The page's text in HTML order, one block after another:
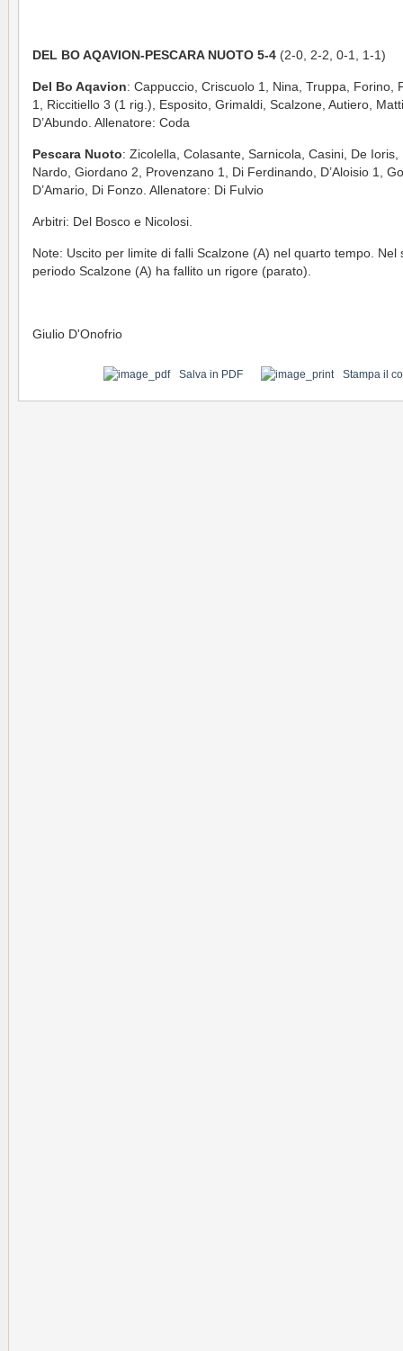
DEL BO AQAVION-PESCARA NUOTO 5-4 (2-0, 2-2, 0-1, 1-1)
Del Bo Aqavion: Cappuccio, Criscuolo 1, Nina, Truppa, Forino,
1, Riccitiello 3 (1 rig.), Esposito, Grimaldi, Scalzone, Autiero,
D’Abundo. Allenatore: Coda
Pescara Nuoto: Zicolella, Colasante, Sarnicola, Casini, De Ioris,
Nardo, Giordano 2, Provenzano 1, Di Ferdinando, D’Aloisio 1,
D’Amario, Di Fonzo. Allenatore: Di Fulvio
Arbitri: Del Bosco e Nicolosi.
Note: Uscito per limite di falli Scalzone (A) nel quarto tempo. Nel
periodo Scalzone (A) ha fallito un rigore (parato).
Giulio D'Onofrio
Salva in PDF Stampa il